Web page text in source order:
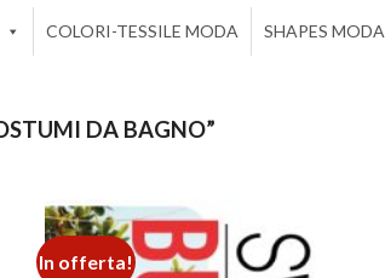
COLORI-TESSILE MODA SHAPES MODA
DA BAGNO”
In offerta!